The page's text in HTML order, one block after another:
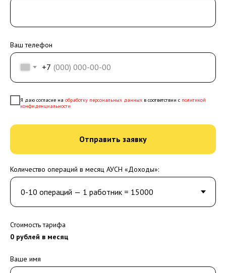
Ваш телефон
+7
Я даю согласие на обработку персональных данных в соответствии с политикой
конфиденциальности
Отправить заявку
Количество операций в месяц АУСН «Доходы»:
Стоимость тарифа
0 рублей в месяц
Ваше имя